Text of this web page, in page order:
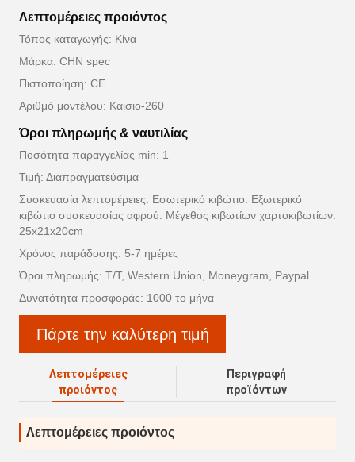
Λεπτομέρειες προιόντος
Τόπος καταγωγής: Κίνα
Μάρκα: CHN spec
Πιστοποίηση: CE
Αριθμό μοντέλου: Καίσιο-260
Όροι πληρωμής & ναυτιλίας
Ποσότητα παραγγελίας min: 1
Τιμή: Διαπραγματεύσιμα
Συσκευασία λεπτομέρειες: Εσωτερικό κιβώτιο: Εξωτερικό
κιβώτιο συσκευασίας αφρού: Μέγεθος κιβωτίων χαρτοκιβωτίων:
25x21x20cm
Χρόνος παράδοσης: 5-7 ημέρες
Όροι πληρωμής: T/T, Western Union, Moneygram, Paypal
Δυνατότητα προσφοράς: 1000 το μήνα
Πάρτε την καλύτερη τιμή
Λεπτομέρειες
προιόντος
Περιγραφή
προϊόντων
Λεπτομέρειες προιόντος